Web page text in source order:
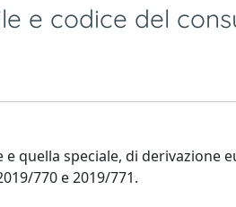
e codice del
quella speciale, di derivazione
770 e 2019/771.